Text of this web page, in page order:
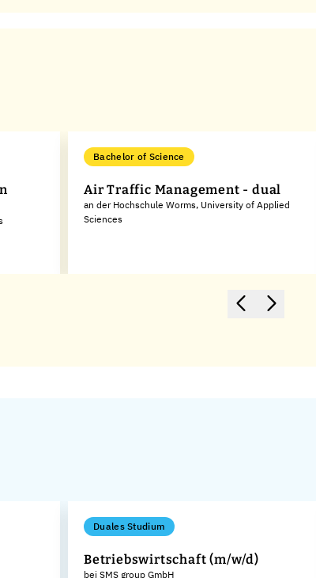
Bachelor of Science
Air Traffic Management - dual
an der Hochschule Worms, University of Applied
Sciences
Duales Studium
Betriebswirtschaft (m/w/d)
bei SMS group GmbH